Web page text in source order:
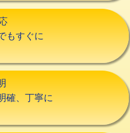
キ
もすぐに
確、丁寧に